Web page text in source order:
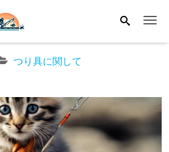
つり具に関して